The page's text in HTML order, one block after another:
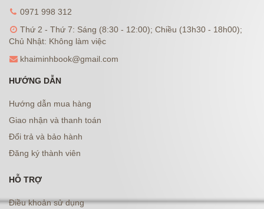
0971 998 312
Thứ 2 - Thứ 7: Sáng (8:30 - 12:00); Chiều (13h30 - 18h00);
Chủ Nhật: Không làm việc
khaiminhbook@gmail.com
HƯỚNG DẪN
Hướng dẫn mua hàng
Giao nhận và thanh toán
Đổi trả và bảo hành
Đăng ký thành viên
HỖ TRỢ
Điều khoản sử dụng